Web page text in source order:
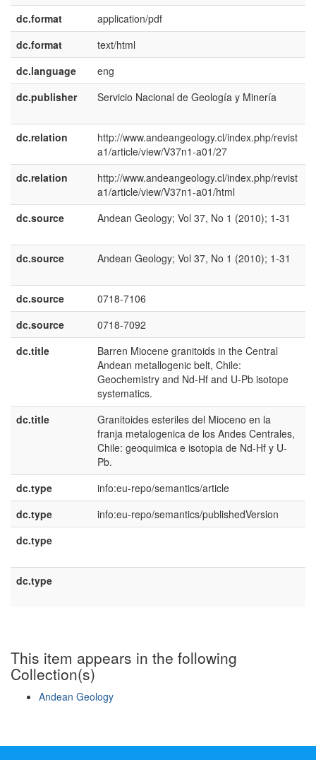
dc.format
application/pdf
dc.format
text/html
dc.language
eng
dc.publisher
Servicio Nacional de Geología y Minería
dc.relation
http://www.andeangeology.cl/index.php/revist
a1/article/view/V37n1-a01/27
dc.relation
http://www.andeangeology.cl/index.php/revist
a1/article/view/V37n1-a01/html
dc.source
Andean Geology; Vol 37, No 1 (2010); 1-31
dc.source
Andean Geology; Vol 37, No 1 (2010); 1-31
dc.source
0718-7106
dc.source
0718-7092
dc.title
Barren Miocene granitoids in the Central
Andean metallogenic belt, Chile:
Geochemistry and Nd-Hf and U-Pb isotope
systematics.
dc.title
Granitoides esteriles del Mioceno en la
franja metalogenica de los Andes Centrales,
Chile: geoquimica e isotopia de Nd-Hf y U-
Pb.
dc.type
info:eu-repo/semantics/article
dc.type
info:eu-repo/semantics/publishedVersion
dc.type
dc.type
This item appears in the following
Collection(s)
Andean Geology